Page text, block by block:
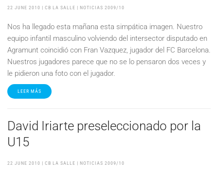
22 JUNE 2010 | CB LA SALLE | NOTICIAS 2009/10
Nos ha llegado esta mañana esta simpática imagen. Nuestro
equipo infantil masculino volviendo del intersector disputado en
Agramunt coincidió con Fran Vazquez, jugador del FC Barcelona.
Nuestros jugadores parece que no se lo pensaron dos veces y
le pidieron una foto con el jugador.
LEER MÁS
David Iriarte preseleccionado por la
U15
22 JUNE 2010 | CB LA SALLE | NOTICIAS 2009/10